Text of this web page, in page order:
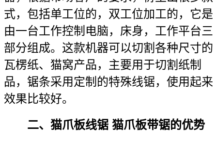
式，包括单工位的，双工位加工的，它是
由一台工作控制电脑，床身，工作平台三
部分组成。这款机器可以切割各种尺寸的
瓦楞纸、猫窝产品，主要用于切割纸制
品，锯条采用定制的特殊线锯，使用起来
效果比较好。
二、猫爪板线锯 猫爪板带锯的优势